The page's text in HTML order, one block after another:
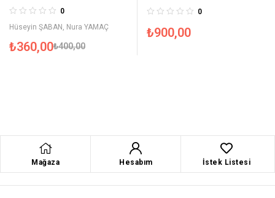
Sözlüğü
0
Hüseyin ŞABAN Nura YAMAÇ
₺400,00
₺360,00
Öğrenciler İçin Türkçe A1
0
₺900,00
Mağaza Hesabım İstek Listesi